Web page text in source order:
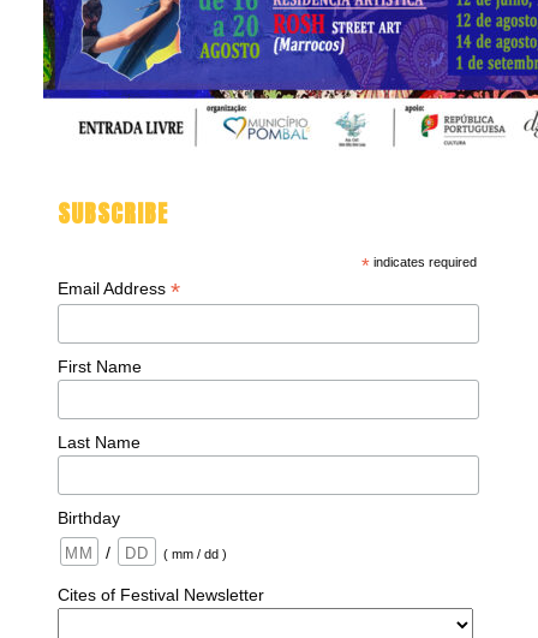
SUBSCRIBE
* indicates required
Email Address *
First Name
Last Name
Birthday
/
( mm / dd )
Cites of Festival Newsletter